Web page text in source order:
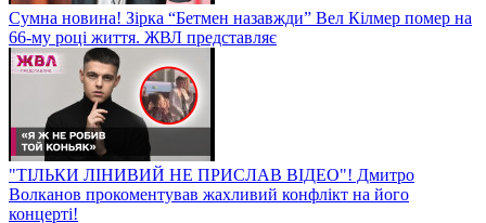
Сумна новина! Зірка “Бетмен назавжди” Вел Кілмер помер на
66-му році життя. ЖВЛ представляє
"ТІЛЬКИ ЛІНИВИЙ НЕ ПРИСЛАВ ВІДЕО"! Дмитро
Волканов прокоментував жахливий конфлікт на його
концерті!